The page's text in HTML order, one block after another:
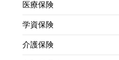
医療保険
学資保険
介護保険